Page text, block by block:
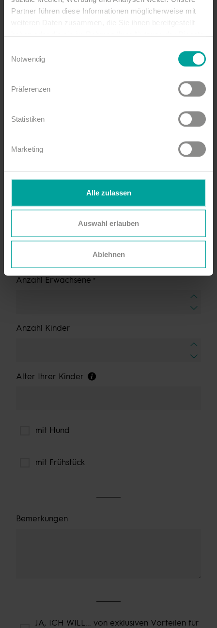
Partner führen diese Informationen möglicherweise mit
Notwendig
Präferenzen
Statistiken
Marketing
Alle zulassen
Auswahl erlauben
Ablehnen
Anreise
Anzahl Erwachsene
Anzahl Kinder
Alter Ihrer Kinder
mit Hund
mit Frühstück
Bemerkungen
JA, ICH WILL... von exklusiven Vorteilen für